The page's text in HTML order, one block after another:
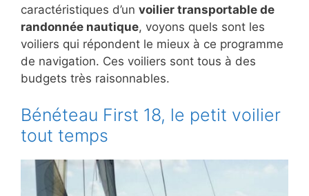
caractéristiques d’un voilier transportable de
randonnée nautique, voyons quels sont les
voiliers qui répondent le mieux à ce programme
de navigation. Ces voiliers sont tous à des
budgets très raisonnables.
Bénéteau First 18, le petit voilier
tout temps